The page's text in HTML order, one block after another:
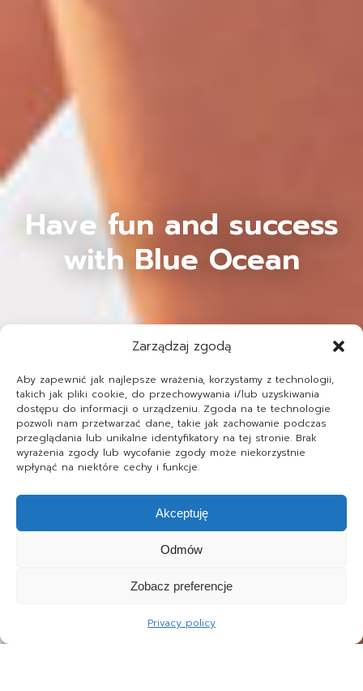
Zarządzaj zgodą
Aby zapewnić jak najlepsze wrażenia, korzystamy z technologii,
takich jak pliki cookie, do przechowywania i/lub uzyskiwania
dostępu do informacji o urządzeniu. Zgoda na te technologie
pozwoli nam przetwarzać dane, takie jak zachowanie podczas
przeglądania lub unikalne identyfikatory na tej stronie. Brak
wyrażenia zgody lub wycofanie zgody może niekorzystnie
wpłynąć na niektóre cechy i funkcje.
Akceptuję
Odmów
Zobacz preferencje
Privacy policy
Have fun and success
with Blue Ocean